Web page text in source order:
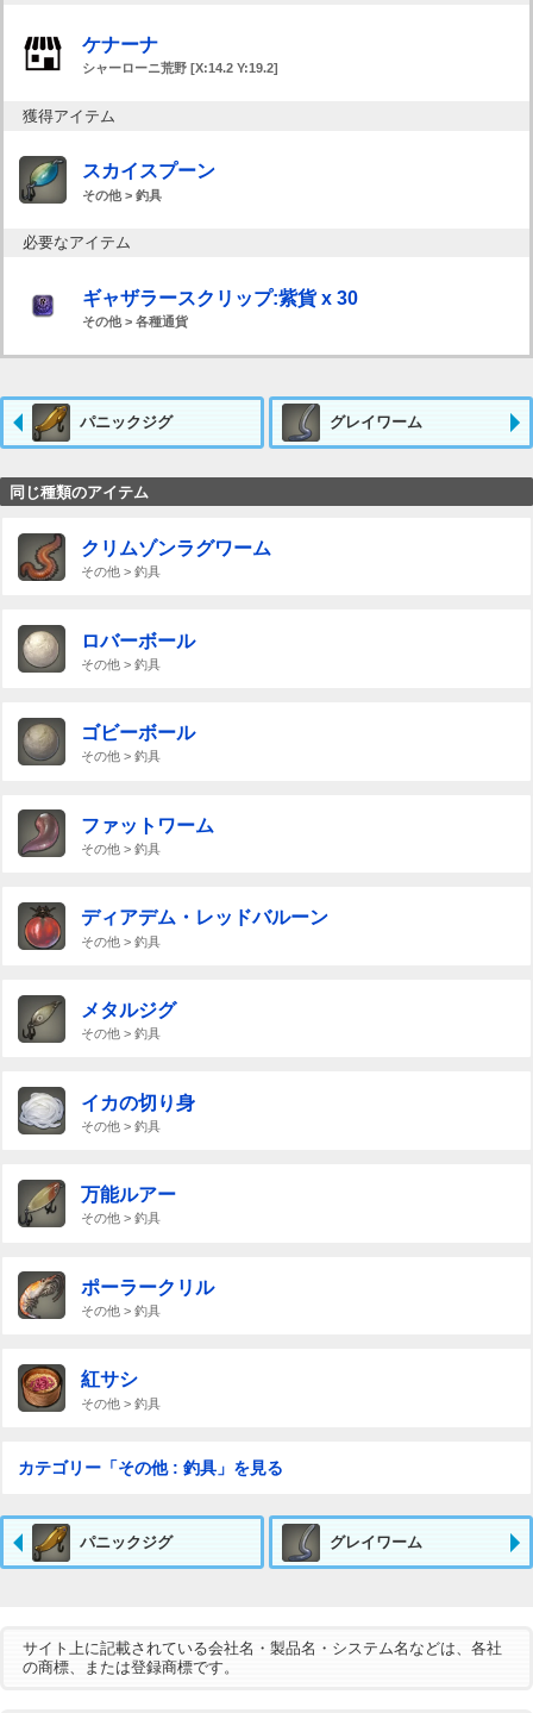
ケナーナ
シャーローニ荒野 [X:14.2 Y:19.2]
獲得アイテム
スカイスプーン
その他 > 釣具
必要なアイテム
ギャザラースクリップ:紫貨 x 30
その他 > 各種通貨
パニックジグ グレイワーム
同じ種類のアイテム
クリムゾンラグワーム
その他 > 釣具
ロバーボール
その他 > 釣具
ゴビーボール
その他 > 釣具
ファットワーム
その他 > 釣具
ディアデム・レッドバルーン
その他 > 釣具
メタルジグ
その他 > 釣具
イカの切り身
その他 > 釣具
万能ルアー
その他 > 釣具
ポーラークリル
その他 > 釣具
紅サシ
その他 > 釣具
カテゴリー「その他 : 釣具」を見る
パニックジグ グレイワーム
サイト上に記載されている会社名・製品名・システム名などは、各社
の商標、または登録商標です。